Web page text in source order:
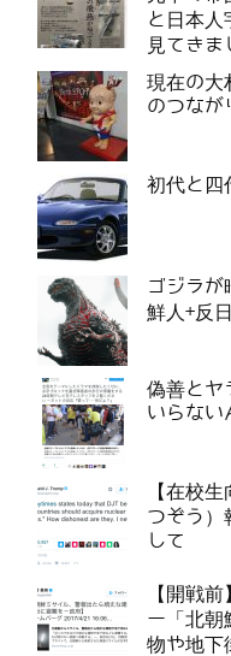
と日本人
見てきま
現在の大
のつなが
初代と
ゴジラが
鮮人+反
偽善とヤ
いらない
【在校
つぞう）
して
【開戦
ー「北朝
物や地下